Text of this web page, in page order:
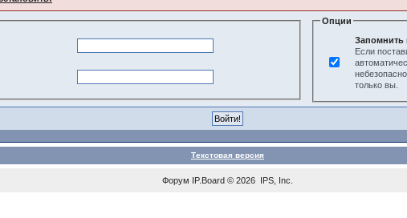
Опции
Запомнить
Если
только вы.
Текстовая версия
Форум IP.Board© 2026 IPS, Inc